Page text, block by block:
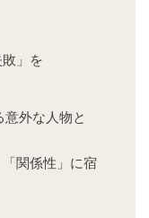
」を
意外な人物と
関係性」に宿